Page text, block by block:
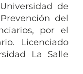
de
del
por el
Licenciado
La Salle